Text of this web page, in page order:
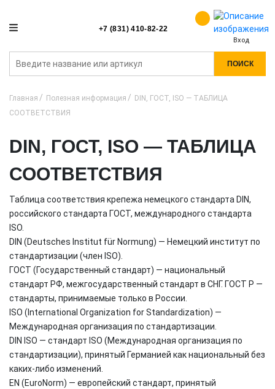
+7 (831) 410-82-22
Вход
ПОИСК
Главная Полезная информация
DIN, ГОСТ, ISO — ТАБЛИЦА
СООТВЕТСТВИЯ
DIN, ГОСТ, ISO — ТАБЛИЦА
СООТВЕТСТВИЯ
Таблица соответствия крепежа немецкого стандарта DIN,
российского стандарта ГОСТ, международного стандарта
ISO.
DIN (Deutsches Institut für Normung) — Немецкий институт по
стандартизации (член ISO).
ГОСТ (Государственный стандарт) — национальный
стандарт РФ, межгосударственный стандарт в СНГ. ГОСТ Р —
стандарты, принимаемые только в России.
ISO (International Organization for Standardization) —
Международная организация по стандартизации.
DIN ISO — стандарт ISO (Международная организация по
стандартизации), принятый Германией как национальный без
каких-либо изменений.
EN (EuroNorm) — европейский стандарт, принятый